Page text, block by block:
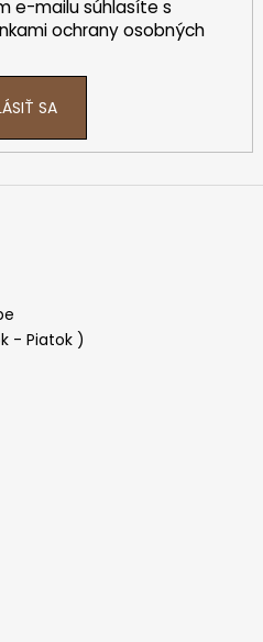
e-mailu súhlasíte s
ochrany osobných
SA
- Piatok )